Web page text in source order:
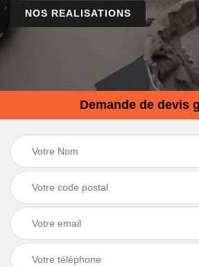
NOS REALISATIONS
Demande de devis